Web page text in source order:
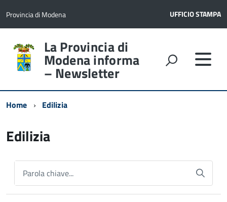
Provincia di Modena UFFICIO STAMPA
La Provincia di
Modena informa
– Newsletter
Home Edilizia
Edilizia
Parola chiave...